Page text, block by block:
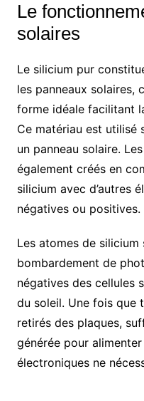
Le
solaires
Le silicium pur
les panneaux solaires,
forme idéale facilitant
Ce matériau est utilisé
un panneau solaire.
également créés en
silicium avec d’autres
négatives ou positives.
Les atomes de silicium
bombardement de
négatives des cellules
du soleil. Une fois que
retirés des plaques,
générée pour
électroniques ne